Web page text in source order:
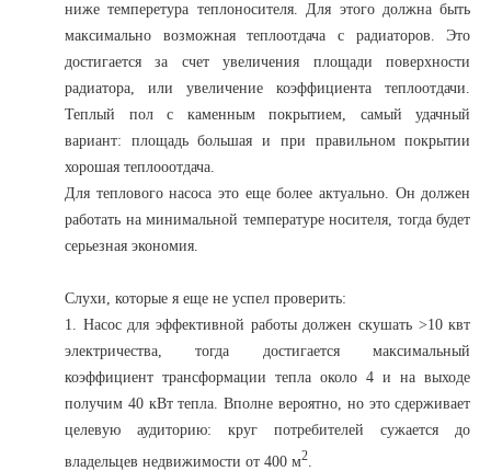
ниже темперетура теплоносителя. Для этого должна быть
максимально возможная теплоотдача с радиаторов. Это
достигается за счет увеличения площади поверхности
радиатора, или увеличение коэффициента теплоотдачи.
Теплый пол с каменным покрытием, самый удачный
вариант: площадь большая и при правильном покрытии
хорошая теплооотдача.
Для теплового насоса это еще более актуально. Он должен
работать на минимальной температуре носителя, тогда будет
серьезная экономия.
Слухи, которые я еще не успел проверить:
1. Насос для эффективной работы должен скушать >10 квт
электричества, тогда достигается максимальный
коэффициент трансформации тепла около 4 и на выходе
получим 40 кВт тепла. Вполне вероятно, но это сдерживает
целевую аудиторию: круг потребителей сужается до
владельцев недвижимости от 400 м2.